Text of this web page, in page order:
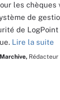
les
de
de
Lire la suite